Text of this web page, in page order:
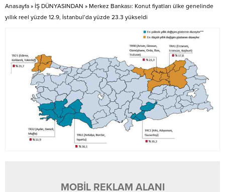
Anasayfa » İŞ DÜNYASINDAN » Merkez Bankası: Konut fiyatları ülke genelinde
yıllık reel yüzde 12.9, İstanbul’da yüzde 23.3 yükseldi
MOBİL REKLAM ALANI